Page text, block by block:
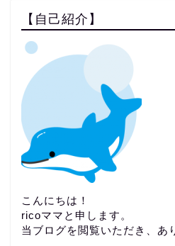
【自己紹介】
こんにちは！
ricoママと申します。
当ブログを閲覧いただき、あ